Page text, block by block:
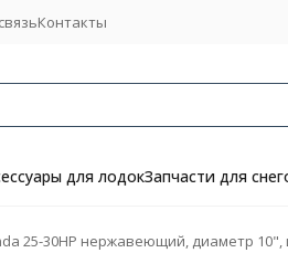
Контакты
для лодокЗапчасти для
25-30HP нержавеющий, диаметр 10",